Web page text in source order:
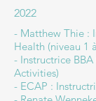
2022
- Matthew Thie :
Health (niveau 1
- Instructrice
Activities)
- ECAP :